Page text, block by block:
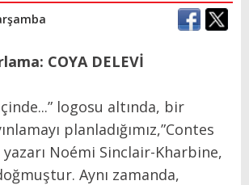
COYA DELEVİ
logosu altında, bir
planladığımız,”Contes
yazarı Noémi Sinclair-Kharbine,
Aynı zamanda,